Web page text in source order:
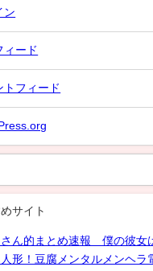
ン
ィード
トフィード
サイト
さん的まとめ速報 僕の彼女
形！豆腐メンタルメンヘラ